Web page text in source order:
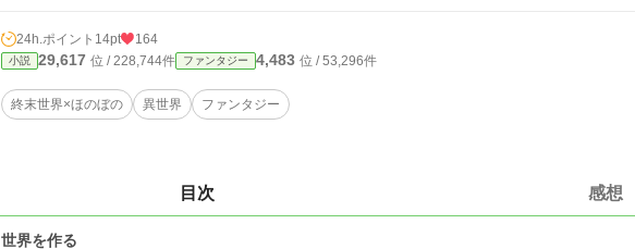
24h.ポイント 14pt 164
小説 29,617 位 / 228,744件 ファンタジー 4,483 位 / 53,296件
終末世界×ほのぼの 異世界 ファンタジー
目次 感想
世界を作る